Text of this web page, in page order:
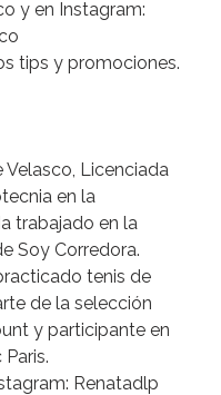
y en Instagram:
tips y promociones.
Velasco, Licenciada
en la
trabajado en la
Soy Corredora.
tenis de
de la selección
y participante en
Paris.
Renatadlp